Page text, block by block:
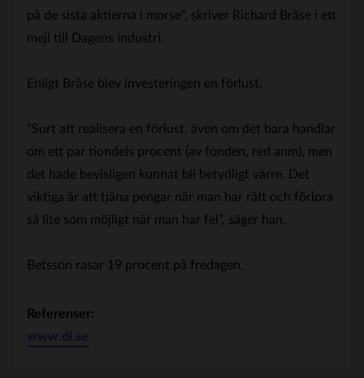
på de sista aktierna i morse”, skriver Richard Bråse i ett
mejl till Dagens industri.
Enligt Bråse blev investeringen en förlust.
”Surt att realisera en förlust, även om det bara handlar
om ett par tiondels procent (av fonden, red anm), men
det hade bevisligen kunnat bli betydligt värre. Det
viktiga är att tjäna pengar när man har rätt och förlora
så lite som möjligt när man har fel”, säger han.
Betsson rasar 19 procent på fredagen.
Referenser:
www.di.se